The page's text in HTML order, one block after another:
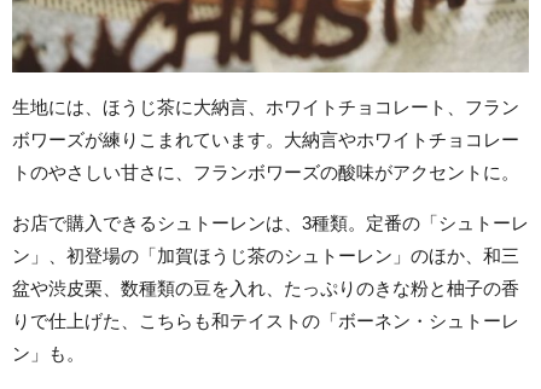
生地には、ほうじ茶に大納言、ホワイトチョコレート、フラン
ボワーズが練りこまれています。大納言やホワイトチョコレー
トのやさしい甘さに、フランボワーズの酸味がアクセントに。
お店で購入できるシュトーレンは、3種類。定番の「シュトーレ
ン」、初登場の「加賀ほうじ茶のシュトーレン」のほか、和三
盆や渋皮栗、数種類の豆を入れ、たっぷりのきな粉と柚子の香
りで仕上げた、こちらも和テイストの「ボーネン・シュトーレ
ン」も。